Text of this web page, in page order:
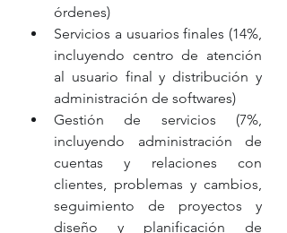
órdenes)
Servicios a usuarios finales (14%,
incluyendo centro de atención
al usuario final y distribución y
administración de softwares)
Gestión de servicios (7%,
incluyendo administración de
cuentas y relaciones con
clientes, problemas y cambios,
seguimiento de proyectos y
diseño y planificación de